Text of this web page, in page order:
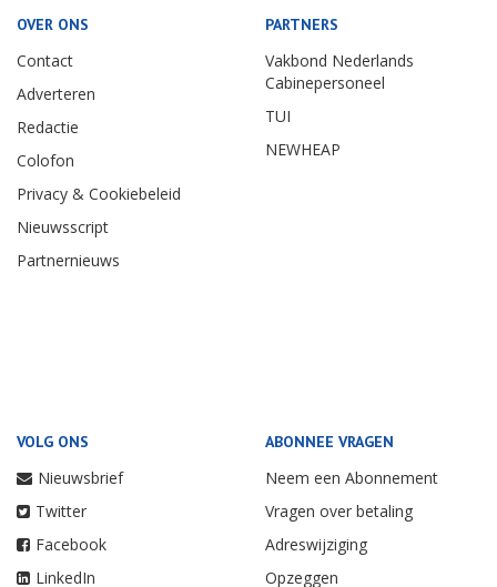
OVER ONS
Contact
Adverteren
Redactie
Colofon
Privacy & Cookiebeleid
Nieuwsscript
Partnernieuws
PARTNERS
Vakbond Nederlands
Cabinepersoneel
TUI
NEWHEAP
VOLG ONS
Nieuwsbrief
Twitter
Facebook
LinkedIn
ABONNEE VRAGEN
Neem een Abonnement
Vragen over betaling
Adreswijziging
Opzeggen